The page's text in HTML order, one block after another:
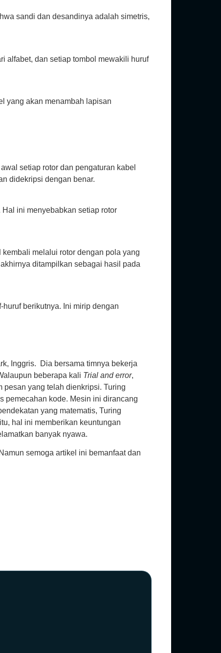
sandi dan desandinya adalah simetris,
alfabet, dan setiap tombol mewakili huruf
yang akan menambah lapisan
setiap rotor dan pengaturan kabel
didekripsi dengan benar.
ini menyebabkan setiap rotor
melalui rotor dengan pola yang
ditampilkan sebagai hasil pada
berikutnya. Ini mirip dengan
Inggris. Dia bersama timnya bekerja
beberapa kali Trial and error,
yang telah dienkripsi. Turing
pemecahan kode. Mesin ini dirancang
yang matematis, Turing
hal ini memberikan keuntungan
banyak nyawa.
semoga artikel ini bemanfaat dan